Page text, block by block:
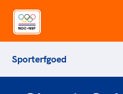
Over NOC*NSF
Sporterfgoed